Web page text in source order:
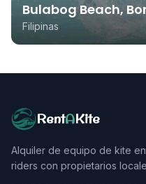
Bulabog Beach,
Filipinas
RentAKite
Alquiler de equipo de kite
riders con propietarios